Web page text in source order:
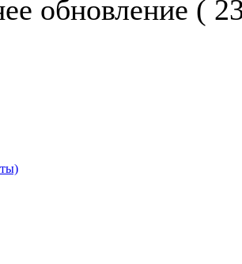
обновление (